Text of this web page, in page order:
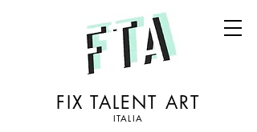
FIX TALENT ART
ITALIA